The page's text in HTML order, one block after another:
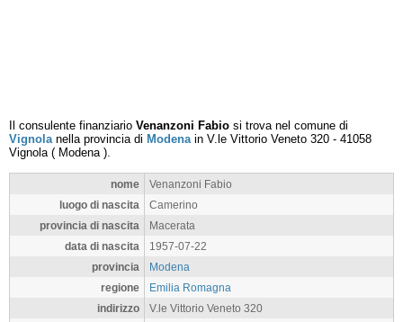
Il consulente finanziario Venanzoni Fabio si trova nel comune di
Vignolanella provincia di Modenain V.le Vittorio Veneto 320 - 41058
Vignola( Modena).
nome
Venanzoni Fabio
luogo di nascita
Camerino
provincia di nascita
Macerata
data di nascita
1957-07-22
provincia
Modena
regione
Emilia Romagna
indirizzo
V.le Vittorio Veneto 320